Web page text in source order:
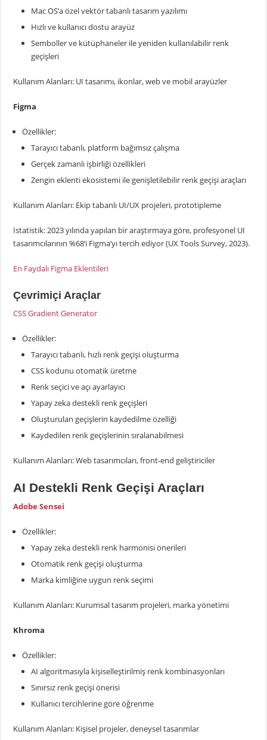
Mac OS’a özel vektör tabanlı tasarım yazılımı
Hızlı ve kullanıcı dostu arayüz
Semboller ve kütüphaneler ile yeniden kullanılabilir renk
geçişleri
Kullanım Alanları: UI tasarımı, ikonlar, web ve mobil arayüzler
Figma
Özellikler:
Tarayıcı tabanlı, platform bağımsız çalışma
Gerçek zamanlı işbirliği özellikleri
Zengin eklenti ekosistemi ile genişletilebilir renk geçişi araçları
Kullanım Alanları: Ekip tabanlı UI/UX projeleri, prototipleme
İstatistik: 2023 yılında yapılan bir araştırmaya göre, profesyonel UI
tasarımcılarının %68’i Figma’yı tercih ediyor (UX Tools Survey, 2023).
En Faydalı Figma Eklentileri
Çevrimiçi Araçlar
CSS Gradient Generator
Özellikler:
Tarayıcı tabanlı, hızlı renk geçişi oluşturma
CSS kodunu otomatik üretme
Renk seçici ve açı ayarlayıcı
Yapay zeka destekli renk geçişleri
Oluşturulan geçişlerin kaydedilme özelliği
Kaydedilen renk geçişlerinin sıralanabilmesi
Kullanım Alanları: Web tasarımcıları, front-end geliştiriciler
AI Destekli Renk Geçişi Araçları
Adobe Sensei
Özellikler:
Yapay zeka destekli renk harmonisi önerileri
Otomatik renk geçişi oluşturma
Marka kimliğine uygun renk seçimi
Kullanım Alanları: Kurumsal tasarım projeleri, marka yönetimi
Khroma
Özellikler:
AI algoritmasıyla kişiselleştirilmiş renk kombinasyonları
Sınırsız renk geçişi önerisi
Kullanıcı tercihlerine göre öğrenme
Kullanım Alanları: Kişisel projeler, deneysel tasarımlar